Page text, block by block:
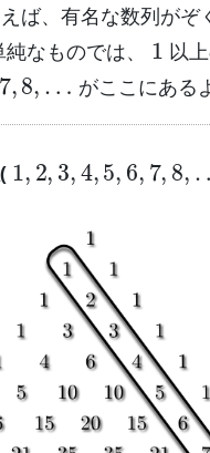
えば、有名な数列がぞ
なものでは、
1
以
8,…
がここにある
1 2 3, , ,6 ,7 ,8 …